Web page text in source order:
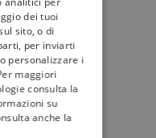
dei tuoi
sito, o di
per inviarti
personalizzare i
maggiori
consulta la
su
anche la